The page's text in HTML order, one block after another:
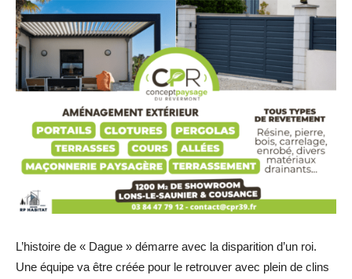
L’histoire de « Dague » démarre avec la disparition d’un roi.
Une équipe va être créée pour le retrouver avec plein de clins